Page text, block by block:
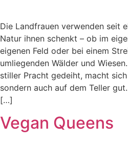
Die Landfrauen verwenden seit
Natur ihnen schenkt – ob im
eigenen Feld oder bei einem
umliegenden Wälder und
stiller Pracht gedeiht, macht
sondern auch auf dem Teller
[…]
Vegan Queens